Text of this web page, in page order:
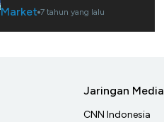
Market 7 tahun yang lalu
Jaringan Media
CNN Indonesia